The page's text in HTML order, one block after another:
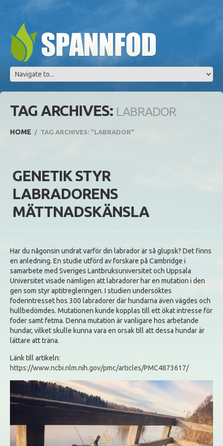
TAG ARCHIVES: LABRADOR
HOME TAG ARCHIVES: "LABRADOR"
GENETIK STYR
LABRADORENS
MÄTTNADSKÄNSLA
Har du någonsin undrat varför din labrador är så glupsk? Det finns
en anledning. En studie utförd av forskare på Cambridge i
samarbete med Sveriges Lantbruksuniversitet och Uppsala
Universitet visade nämligen att labradorer har en mutation i den
gen som styr aptitregleringen. I studien undersöktes
foderintresset hos 300 labradorer där hundarna även vägdes och
hullbedömdes. Mutationen kunde kopplas till ett ökat intresse för
foder samt fetma. Denna mutation är vanligare hos arbetande
hundar, vilket skulle kunna vara en orsak till att dessa hundar är
lättare att träna.
Länk till artikeln:
https://www.ncbi.nlm.nih.gov/pmc/articles/PMC4873617/